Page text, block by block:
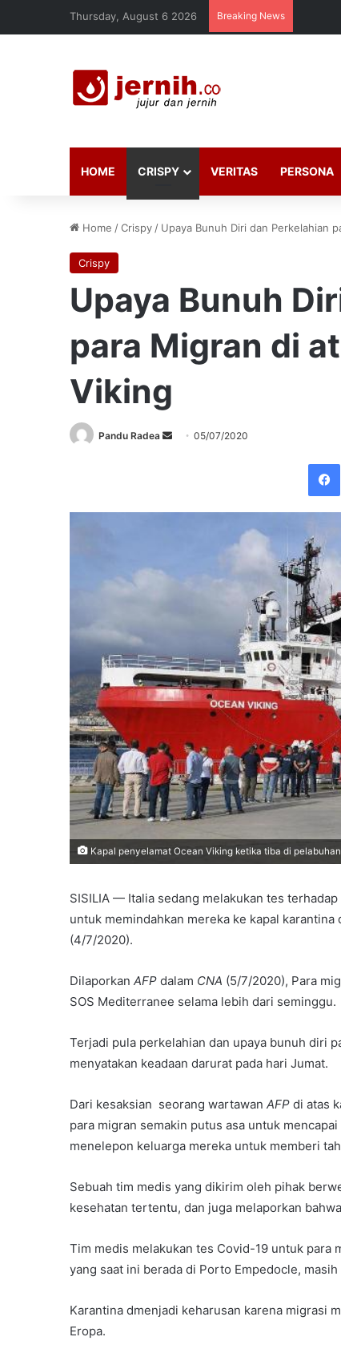
Thursday, August 6 2026 Breaking News
HOME CRISPY VERITAS PERSONA
Home /Crispy / Upaya Bunuh Diri dan Perkelahian
Crispy
Upaya Bunuh
para Migran di
Viking
Pandu Radea
Send05/07/2020
Kapal penyelamat Ocean Viking ketika tiba di pelabuhan
SISILIA — Italia sedang melakukan tes
untuk memindahkan mereka ke kapal
(4/7/2020).
Dilaporkan AFP dalam CNA (5/7/2020), Para
SOS Mediterranee selama lebih dari seminggu.
Terjadi pula perkelahian dan upaya bunuh diri
menyatakan keadaan darurat pada hari Jumat.
Dari kesaksian seorang wartawan AFP di atas
para migran semakin putus asa untuk
menelepon keluarga mereka untuk memberi
Sebuah tim medis yang dikirim oleh pihak
kesehatan tertentu, dan juga melaporkan
Tim medis melakukan tes Covid-19 untuk para
yang saat ini berada di Porto Empedocle,
Karantina dmenjadi keharusan karena migrasi
Eropa.